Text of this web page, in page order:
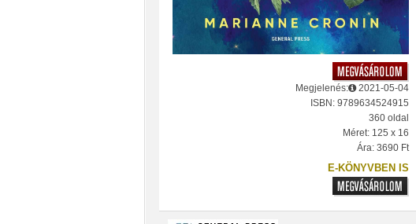
Megjelenés:
2021-05-04
ISBN: 9789634524915
360 oldal
Méret: 125 x 16
Ára: 3690 Ft
E-KÖNYVBEN IS